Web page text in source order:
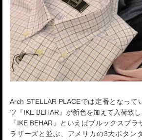
Arch STELLAR PLACEでは定番となって
ツ『IKE BEHAR』が新色を加えて入荷致し
『IKE BEHAR』といえばブルックスブ
ラザーズと並ぶ、アメリカの3大ボタン